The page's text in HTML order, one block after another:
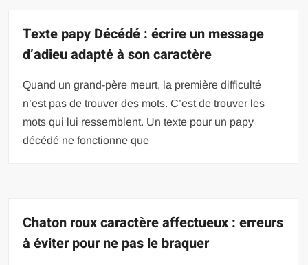
Texte papy Décédé : écrire un message
d’adieu adapté à son caractère
Quand un grand-père meurt, la première difficulté
n’est pas de trouver des mots. C’est de trouver les
mots qui lui ressemblent. Un texte pour un papy
décédé ne fonctionne que
Chaton roux caractère affectueux : erreurs
à éviter pour ne pas le braquer